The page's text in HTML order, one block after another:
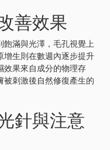
善效果
飽滿與光澤，毛孔視覺上
增生則在數週內逐步提升
效果來自成分的物理存
被刺激後自然修復產生的
針與注意